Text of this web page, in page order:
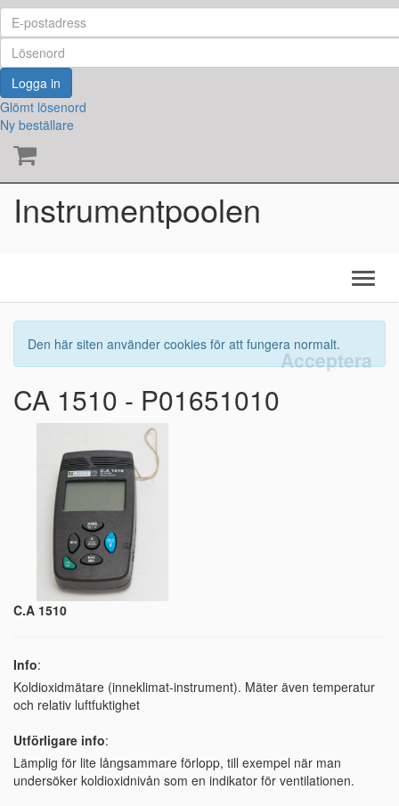
Logga in
Glömt lösenord
Ny beställare
Instrumentpoolen
Den här siten använder cookies för att fungera normalt.
Acceptera
CA 1510 - P01651010
C.A 1510
Info:
Koldioxidmätare (inneklimat-instrument). Mäter även temperatur
och relativ luftfuktighet
Utförligare info:
Lämplig för lite långsammare förlopp, till exempel när man
undersöker koldioxidnivån som en indikator för ventilationen.